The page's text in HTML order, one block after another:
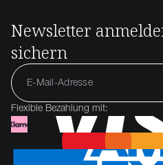
Newsletter
sichern
Flexible Bezahlung mit: